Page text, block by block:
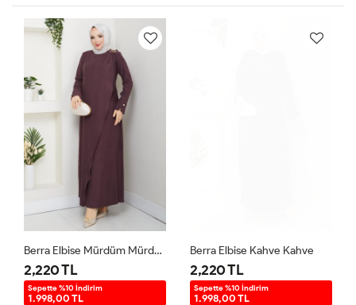
Berra Elbise Mürdüm Mürdüm
2,220 TL
Sepette %10 İndirim
1.998,00 TL
Berra Elbise Kahve Kahve
2,220 TL
Sepette %10 İndirim
1.998,00 TL